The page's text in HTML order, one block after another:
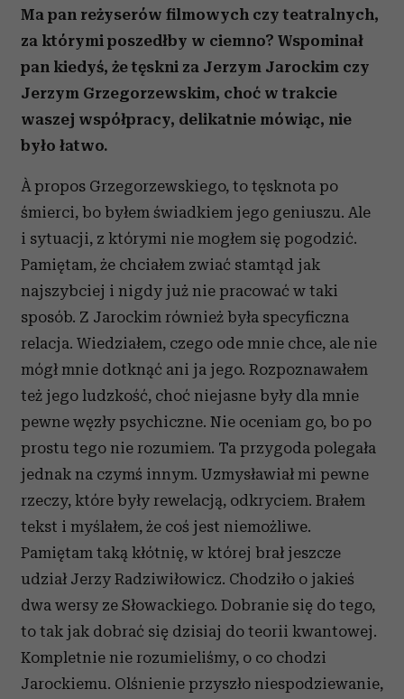
Ma pan reżyserów filmowych czy teatralnych,
za którymi poszedłby w ciemno? Wspominał
pan kiedyś, że tęskni za Jerzym Jarockim czy
Jerzym Grzegorzewskim, choć w trakcie
waszej współpracy, delikatnie mówiąc, nie
było łatwo.
À propos Grzegorzewskiego, to tęsknota po
śmierci, bo byłem świadkiem jego geniuszu. Ale
i sytuacji, z którymi nie mogłem się pogodzić.
Pamiętam, że chciałem zwiać stamtąd jak
najszybciej i nigdy już nie pracować w taki
sposób. Z Jarockim również była specyficzna
relacja. Wiedziałem, czego ode mnie chce, ale nie
mógł mnie dotknąć ani ja jego. Rozpoznawałem
też jego ludzkość, choć niejasne były dla mnie
pewne węzły psychiczne. Nie oceniam go, bo po
prostu tego nie rozumiem. Ta przygoda polegała
jednak na czymś innym. Uzmysławiał mi pewne
rzeczy, które były rewelacją, odkryciem. Brałem
tekst i myślałem, że coś jest niemożliwe.
Pamiętam taką kłótnię, w której brał jeszcze
udział Jerzy Radziwiłowicz. Chodziło o jakieś
dwa wersy ze Słowackiego. Dobranie się do tego,
to tak jak dobrać się dzisiaj do teorii kwantowej.
Kompletnie nie rozumieliśmy, o co chodzi
Jarockiemu. Olśnienie przyszło niespodziewanie,